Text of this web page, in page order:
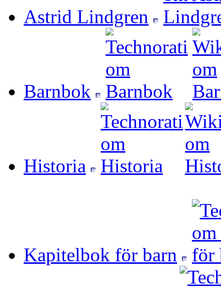
Astrid Lindgren
Barnbok
Historia
Kapitelbok för barn